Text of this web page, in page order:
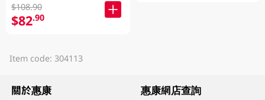
$108.90
$82.90
Item code: 304113
關於惠康 惠康網店查詢